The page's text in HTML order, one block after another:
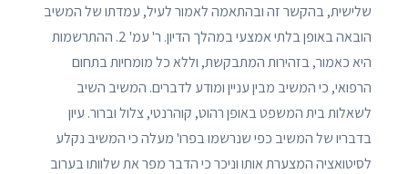
שלישית, בהקשר זה ובהתאמה לאמור לעיל, עמדתו של המשיב
הובאה באופן בלתי אמצעי במהלך הדיון. ר' עמ' 2. ההתרשמות
היא כאמור, בזהירות המתבקשת, וללא כל מומחיות בתחום
הרפואי, כי המשיב מבין עניין ומודע לדברים. המשיב השיב
לשאלות בית המשפט באופן רהוט, קוהרנטי, צלול וברור. עיון
בדבריו של המשיב כפי שנרשמו בפרו' מעלה כי המשיב נקלע
לסיטואציה המצערת אותו וניכר כי הדבר מפר את שלוותו בערוב